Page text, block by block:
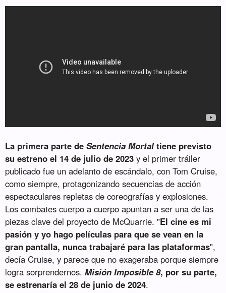
La primera parte deSentencia Mortaltiene previsto
su estreno el 14 de julio de 2023 y el primer tráiler
publicado fue un adelanto de escándalo, con Tom Cruise,
como siempre, protagonizando secuencias de acción
espectaculares repletas de coreografías y explosiones.
Los combates cuerpo a cuerpo apuntan a ser una de las
piezas clave del proyecto de McQuarrie. "El cine es mi
pasión y yo hago películas para que se vean en la
gran pantalla, nunca trabajaré para las plataformas",
decía Cruise, y parece que no exageraba porque siempre
logra sorprendernos.Misión Imposible 8, por su parte,
se estrenaría el 28 de junio de 2024.